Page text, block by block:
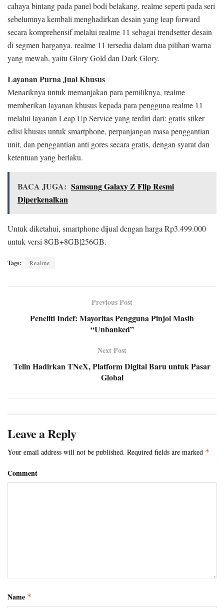
cahaya bintang pada panel bodi belakang. realme seperti pada seri
sebelumnya kembali menghadirkan desain yang leap forward
secara komprehensif melalui realme 11 sebagai trendsetter desain
di segmen harganya. realme 11 tersedia dalam dua pilihan warna
yang mewah, yaitu Glory Gold dan Dark Glory.
Layanan Purna Jual Khusus
Menariknya untuk memanjakan para pemiliknya, realme
memberikan layanan khusus kepada para pengguna realme 11
melalui layanan Leap Up Service yang terdiri dari: gratis stiker
edisi khusus untuk smartphone, perpanjangan masa penggantian
unit, dan penggantian anti gores secara gratis, dengan syarat dan
ketentuan yang berlaku.
BACA JUGA: Samsung Galaxy Z Flip Resmi
Diperkenalkan
Untuk diketahui, smartphone dijual dengan harga Rp3.499.000
untuk versi 8GB+8GB|256GB.
Tags: Realme
Previous Post
Peneliti Indef: Mayoritas Pengguna Pinjol Masih
“Unbanked”
Next Post
Telin Hadirkan TNeX, Platform Digital Baru untuk Pasar
Global
Leave a Reply
Your email address will not be published. Required fields are marked *
Comment
Name *